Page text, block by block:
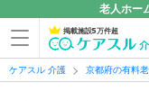
老人ホー
掲載施設5万件超
ケアスル 介護 京都府の有料